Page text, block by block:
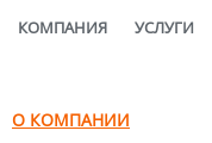
КОМПАНИЯ УСЛУГИ
О КОМПАНИИ